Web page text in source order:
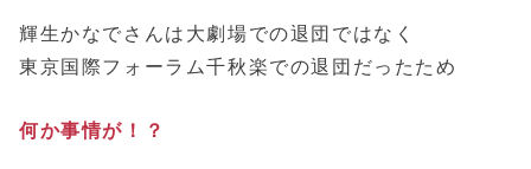
輝生かなでさんは大劇場での退団ではなく
東京国際フォーラム千秋楽での退団だったため
何か事情が！？